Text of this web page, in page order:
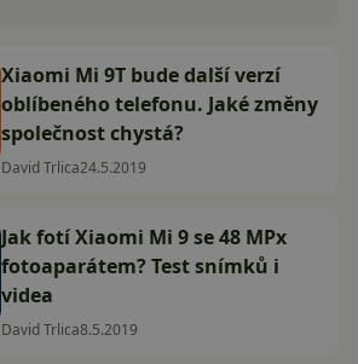
Xiaomi Mi 9T bude další verzí
oblíbeného telefonu. Jaké změny
společnost chystá?
David Trlica24.5.2019
Jak fotí Xiaomi Mi 9 se 48 MPx
fotoaparátem? Test snímků i
videa
David Trlica8.5.2019